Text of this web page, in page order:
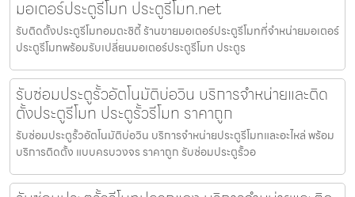
มอเตอร์ประตูรีโมท ประตูรีโมท.net
รับติดตั้งประตูรีโมทอมตะซิตี้ ร้านขายมอเตอร์ประตูรีโมทที่จำหน่ายมอเตอร์
ประตูรีโมทพร้อมรับเปลี่ยนมอเตอร์ประตูรีโมท ประตูร
รับซ่อมประตูรั้วอัตโนมัติบ่อวิน บริการจำหน่ายและติด
ตั้งประตูรีโมท ประตูรั้วรีโมท ราคาถูก
รับซ่อมประตูรั้วอัตโนมัติบ่อวิน บริการจำหน่ายประตูรีโมทและอะไหล่ พร้อม
บริการติดตั้ง แบบครบวงจร ราคาถูก รับซ่อมประตูรั้วอ